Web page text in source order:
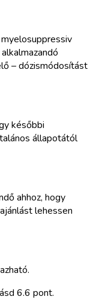
– dózismódosítást
későbbi
állapotától
ahhoz, hogy
lehessen
6.6 pont.